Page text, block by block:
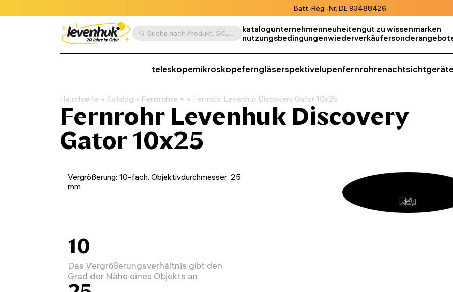
Batt-Reg.-Nr. DE 93488426
Suche nach Produkt, SKU, Kategorie, usw. katalogunternehmenneuheitengut zu wissenmarken
nutzungsbedingungenwiederverkäufer
teleskopemikroskopeferngläserspektivelupenfernrohre
Hauptseite Katalog Fernrohre Fernrohr Levenhuk Discovery Gator 10x25
Fernrohr Levenhuk Discovery
Gator 10x25
Vergrößerung: 10-fach. Objektivdurchmesser: 25
mm
10
Das Vergrößerungsverhältnis gibt den
Grad der Nähe eines Objekts an